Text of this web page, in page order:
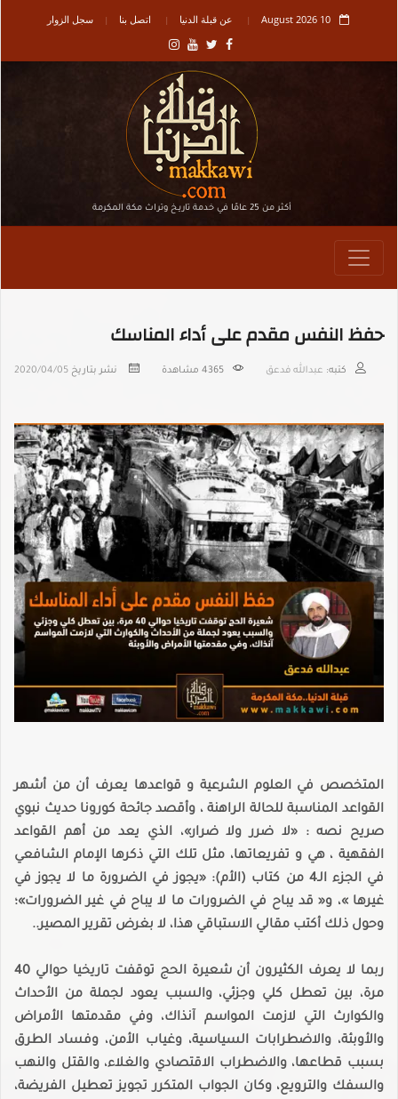
10 August 2026 عن قبلة الدنيا اتصل بنا سجل الزوار
أكثر من 25 عامًا في خدمة تاريـخ وتراث مكة المكرمة
حفظ النفس مقدم على أداء المناسك
كتبه: عبدالله فدعق 4365 مشاهدة نشر بتاريخ 2020/04/05
المتخصص في العلوم الشرعية و قواعدها يعرف أن من أشهر
القواعد المناسبة للحالة الراهنة ، وأقصد جائحة كورونا حديث نبوي
صريح نصه : «لا ضرر ولا ضرار»، الذي يعد من أهم القواعد
الفقهية ، هي و تفريعاتها، مثل تلك التي ذكرها الإمام الشافعي
في الجزء الـ4 من كتاب (الأم): «يجوز في الضرورة ما لا يجوز في
غيرها »، و« قد يباح في الضرورات ما لا يباح في غير الضرورات»؛
وحول ذلك أكتب مقالي الاستباقي هذا، لا بغرض تقرير المصير..
ربما لا يعرف الكثيرون أن شعيرة الحج توقفت تاريخيا حوالي 40
مرة، بين تعطل كلي وجزئي، والسبب يعود لجملة من الأحداث
والكوارث التي لازمت المواسم آنذاك، وفي مقدمتها الأمراض
والأوبئة، والاضطرابات السياسية، وغياب الأمن، وفساد الطرق
بسبب قطاعها، والاضطراب الاقتصادي والغلاء، والقتل والنهب
والسفك والترويع، وكان الجواب المتكرر تجويز تعطيل الفريضة،